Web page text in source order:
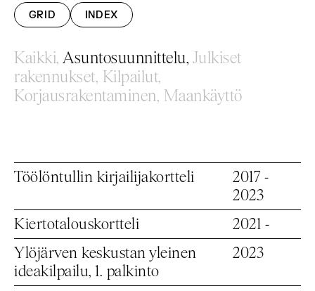
GRID INDEX
Kaikki, Asuntosuunnittelu, Julkiset
rakennukset, Kilpailut,
Korjausrakentaminen, Maankäyttö
Töölöntullin kirjailijakortteli
2017 -
2023
Kiertotalouskortteli
2021 -
Ylöjärven keskustan yleinen
ideakilpailu, 1. palkinto
2023